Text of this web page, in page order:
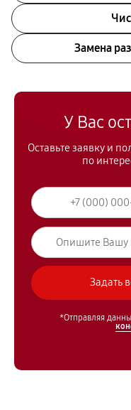
Замена
У Вас
Оставьте заявку и
по
*Отправляя